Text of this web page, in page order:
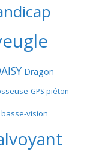
Dragon
GPS piéton
vision